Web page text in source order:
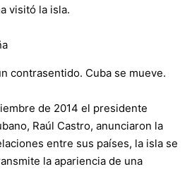
visitó la isla.
contrasentido. Cuba se mueve.
de 2014 el presidente
Raúl Castro, anunciaron la
entre sus países, la isla se
la apariencia de una